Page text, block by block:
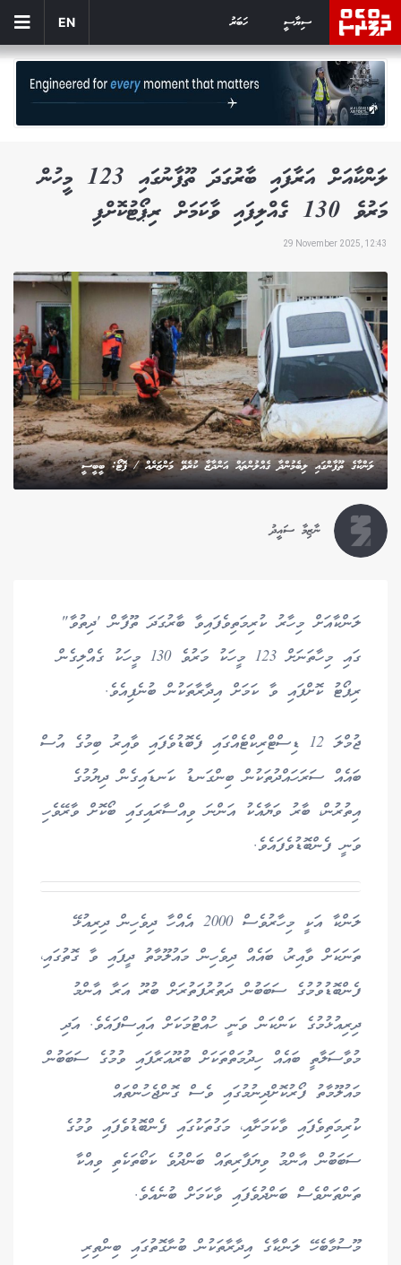
ސިޔާސީ ހަބަރު EN
ލަންކާއަށް އަރާފައި ބާރުގަދަ ތޫފާނުގައި 123 މީހުން
މަރުވެ 130 ގެއްލިފައި ވާކަމަށް ރިޕޯޓުކޮށްފި
29 November 2025, 12:43
ލަންކާގެ ތޫފާންގައި ލިބެމުންދާ ގެއްލުންތައް އަންދާޒާ ކުރެވޭ މަންޒަރެއް / ފޮޓޯ: ބީބީސީ
ނާޒިމާ ސައީދު
ލަންކާއަށް މިހާރު ކުރިމަތިވެފައިވާ ބާރުގަދަ ތޫފާން 'ދިތުވާ"
ގައި މިހާތަނަށް 123 މީހަކު މަރުވެ 130 މީހަކު ގެއްލިގެން
ރިޕޯޓު ކޮށްފައި ވާ ކަމަށް އިދާރާތަކުން ބުނެފިއެވެ.
ޖުމްލަ 12 ޑިސްޓްރިކްޓެއްގައި ފެބޮޑުވެފައި ވާއިރު ބިމުގެ އުސް
ބައެއް ސަރަހައްދުތަކުން ބިންގަނޑު ކަނޑައިގެން ދިޔުމުގެ
އިތުރުން، ބާރު ވަޔާއެކު އަންނަ ވިއްސާރައިގައި ބޯކޮށް ވާރޭވެހި
ވަނީ ފެންބޮޑުވެފައެވެ.
ލަންކާ އަކީ މިހާރުވެސް 2000 އެއްހާ ދިވެހިން ދިރިއުޅޭ
ތަނަކަށް ވާއިރު، ބައެއް ދިވެހިން މައުލޫމާތު ދީފައި ވާ ގޮތުގައި،
ފެންބޮޑުވުމުގެ ސަބަބުން ދަތުރުފަތުރަށް ބުރޫ އަރާ އާންމު
ދިރިއުޅުމުގެ ކަންކަން ވަނީ ހުއްޓުމަކަށް އައިސްފައެވެ. އަދި
މުވާސަލާތީ ބައެއް ހިދުމަތްތަކަށް ބުރޫއަރާފައި ވުމުގެ ސަބަބުން
މައުލޫމާތު ފޯރުކޮށްދިނުމުގައި ވެސް ގޮންޖެހުންތައް
ކުރިމަތިވެފައި ވާކަމަށާއި، މަގުތަކުގައި ފެންބޮޑުވެފައި ވުމުގެ
ސަބަބުން އާންމު ވިޔަފާރިތައް ބަންދުވެ ކަބޯތަކެތި ވިއްކާ
ތަންތަންވެސް ބަންދުވެފައި ވާކަމަށް ބުނެއެވެ.
މޫސުމާބެހޭ ލަންކާގެ އިދާރާތަކުން ބުނާގޮތުގައި ބިންތިރި